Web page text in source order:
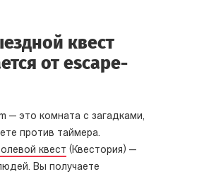
квест
от escape-
— это комната с загадками,
против таймера.
квест (Квестория) —
Вы получаете